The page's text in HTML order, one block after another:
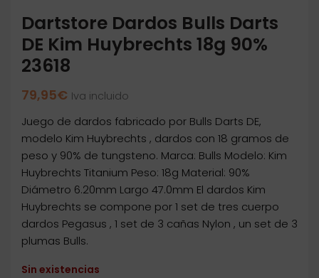
Dartstore Dardos Bulls Darts
DE Kim Huybrechts 18g 90%
23618
79,95€ Iva incluido
Juego de dardos fabricado por Bulls Darts DE,
modelo Kim Huybrechts , dardos con 18 gramos de
peso y 90% de tungsteno. Marca: Bulls Modelo: Kim
Huybrechts Titanium Peso: 18g Material: 90%
Diámetro 6.20mm Largo 47.0mm El dardos Kim
Huybrechts se compone por 1 set de tres cuerpo
dardos Pegasus , 1 set de 3 cañas Nylon , un set de 3
plumas Bulls.
Sin existencias